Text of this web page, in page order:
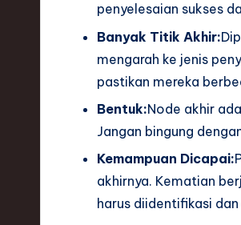
penyelesaian sukses
Banyak Titik Akhir:
mengarah ke jenis
pastikan mereka
Bentuk:Node akhir
Jangan bingung
Kemampuan Dicapai:
akhirnya. Kematian
harus diidentifikasi